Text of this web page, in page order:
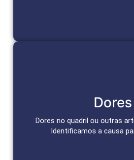
Dores no quadril ou outras
Identificamos a causa
Tratamento das
Abordagens personalizadas para
Agendar